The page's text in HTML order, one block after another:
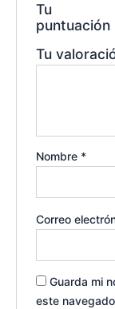
Tu
puntuación
Tu
Nombre *
Correo
Guarda mi
este